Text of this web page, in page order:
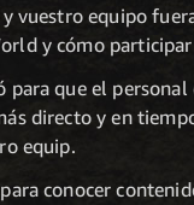
vuestro equipo
y cómo
para que el
directo y en
equip.
conocer